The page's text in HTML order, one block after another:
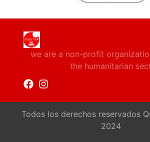
we are a non-profit
the humanitarian
Todos los derechos reservados
2024